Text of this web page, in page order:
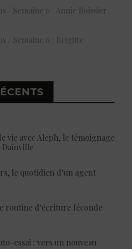
/ Semaine 6 : Annie Boissier
/ Semaine 6 : Brigitte
vie avec Aleph, le témoignage
le quotidien d’un agent
routine d’écriture féconde
essai : vers un nouveau